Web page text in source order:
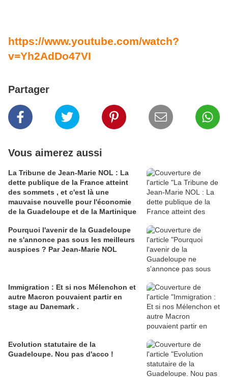
https://www.youtube.com/watch?
v=Yh2AdDo47VI
Partager
Vous aimerez aussi
La Tribune de Jean-Marie NOL : La
dette publique de la France atteint
des sommets , et c'est là une
mauvaise nouvelle pour l'économie
de la Guadeloupe et de la Martinique
Pourquoi l'avenir de la Guadeloupe
ne s'annonce pas sous les meilleurs
auspices ? Par Jean-Marie NOL
Immigration : Et si nos Mélenchon et
autre Macron pouvaient partir en
stage au Danemark .
Evolution statutaire de la
Guadeloupe. Nou pas d'acco !